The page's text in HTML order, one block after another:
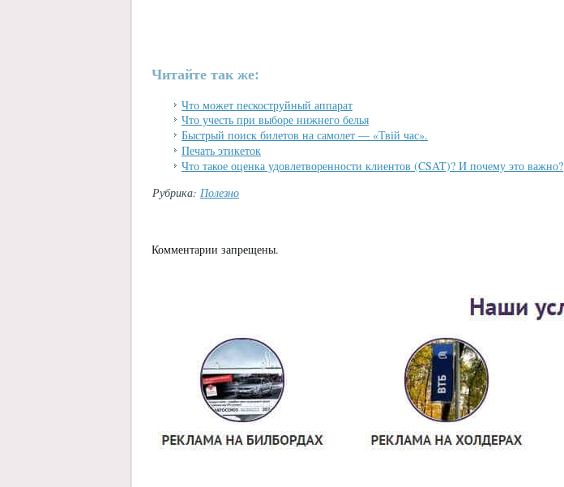
Читайте так же:
Что может пескоструйный аппарат
Что учесть при выборе нижнего белья
Быстрый поиск билетов на самолет — «Твій час».
Печать этикеток
Что такое оценка удовлетворенности клиентов (CSAT)? И почему это важно?
Рубрика: Полезно
Комментарии запрещены.